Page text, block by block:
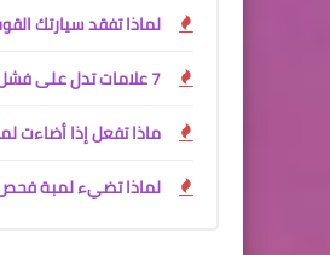
لماذا تفقد سيارتك
7 علامات تدل على فشل المحرك.. لا تتجاهلها قبل أن تتحول إلى عطل مكلف
ماذا تفعل إذا أضاءت
لماذا تضيء لمبة فحص